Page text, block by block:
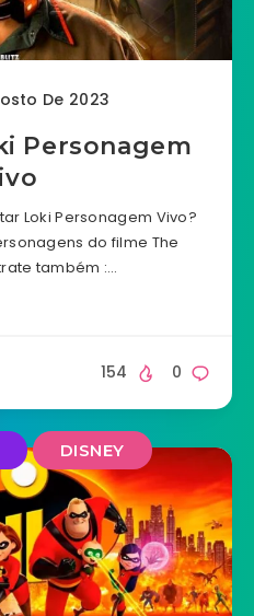
De 2023
Personagem
Loki Personagem Vivo?
do filme The
também :…
0
154
DISNEY